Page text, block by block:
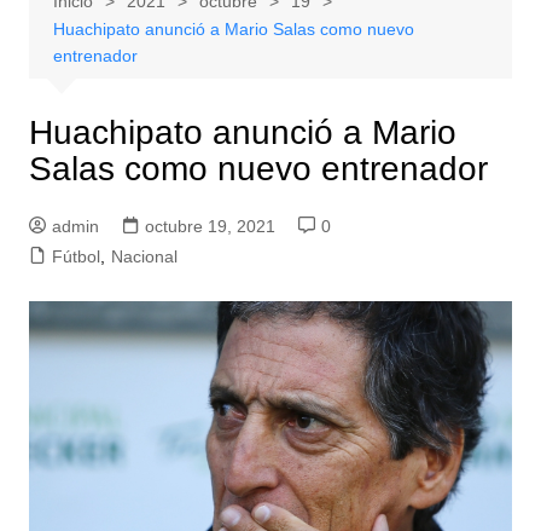
Huachipato anunció a Mario Salas como nuevo
entrenador
Huachipato anunció a Mario
Salas como nuevo entrenador
admin octubre 19, 2021
0
Fútbol, Nacional